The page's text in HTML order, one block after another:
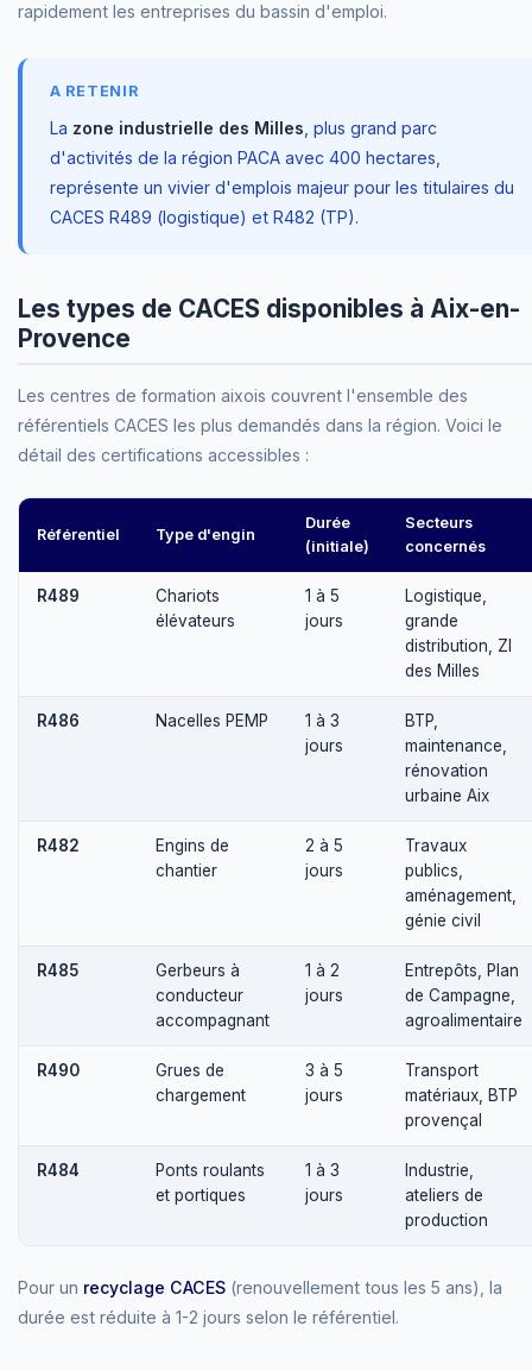
rapidement les entreprises du bassin d'emploi.
A RETENIR
La zone industrielle des Milles , plus grand parc
d'activités de la région PACA avec 400 hectares,
représente un vivier d'emplois majeur pour les titulaires du
CACES R489 (logistique) et R482 (TP).
Les types de CACES disponibles à Aix-en-
Provence
Les centres de formation aixois couvrent l'ensemble des
référentiels CACES les plus demandés dans la région. Voici le
détail des certifications accessibles :
Référentiel Type d'engin
Durée
(initiale)
Secteurs
concernés
R489
Chariots
élévateurs
1 à 5
jours
Logistique,
grande
distribution, ZI
des Milles
R486 Nacelles PEMP
1 à 3
jours
BTP,
maintenance,
rénovation
urbaine Aix
R482
Engins de
chantier
2 à 5
jours
Travaux
publics,
aménagement,
génie civil
R485
Gerbeurs à
conducteur
accompagnant
1 à 2
jours
Entrepôts, Plan
de Campagne,
agroalimentaire
R490
Grues de
chargement
3 à 5
jours
Transport
matériaux, BTP
provençal
R484
Ponts roulants
et portiques
1 à 3
jours
Industrie,
ateliers de
production
Pour un recyclage CACES (renouvellement tous les 5 ans), la
durée est réduite à 1-2 jours selon le référentiel.